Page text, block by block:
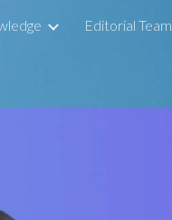
Editorial Team